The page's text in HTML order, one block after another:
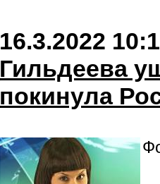
16.3.2022
Гильдеева
покинула